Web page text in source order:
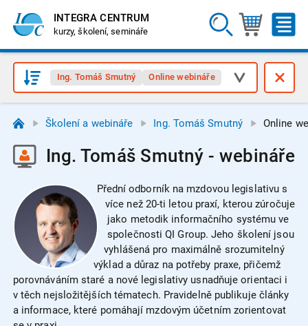
INTEGRA CENTRUM
kurzy, školení, semináře
Ing. Tomáš Smutný Online webináře
Školení a webináře Ing. Tomáš Smutný Online
Ing. Tomáš Smutný - webináře
Přední odborník na mzdovou legislativu s
více než 20-ti letou praxí, kterou zúročuje
jako metodik informačního systému ve
společnosti QI Group. Jeho školení jsou
vyhlášená pro maximálně srozumitelný
výklad a důraz na potřeby praxe, přičemž
porovnáváním staré a nové legislativy usnadňuje orientaci i
v těch nejsložitějších tématech. Pravidelně publikuje články
a informace, které pomáhají mzdovým účetním zorientovat